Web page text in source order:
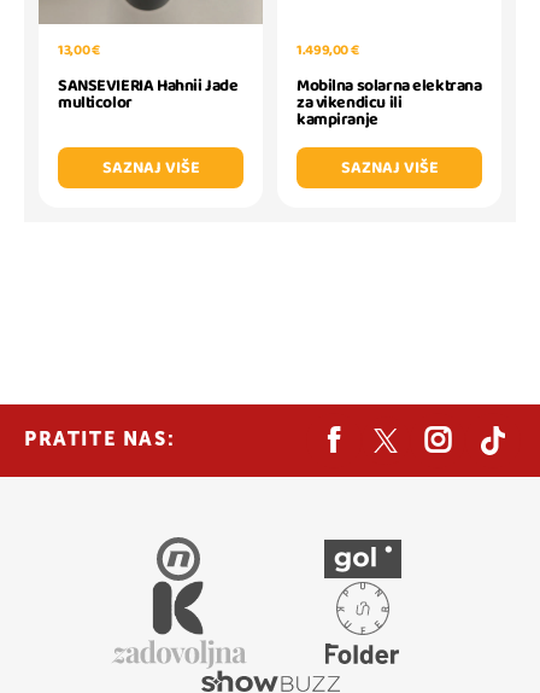
13,00 €
SANSEVIERIA Hahnii Jade
multicolor
SAZNAJ VIŠE
1.499,00 €
Mobilna solarna elektrana
za vikendicu ili
kampiranje
SAZNAJ VIŠE
PRATITE NAS: